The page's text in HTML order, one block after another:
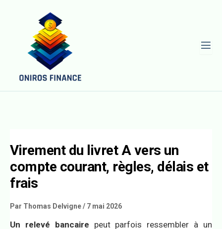
Virement du livret A vers un
compte courant, règles, délais et
frais
Par Thomas Delvigne/ 7 mai 2026
Un relevé bancaire peut parfois ressembler à un